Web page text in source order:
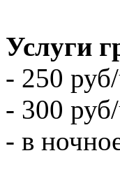
Услуги
- 250
- 300
- в